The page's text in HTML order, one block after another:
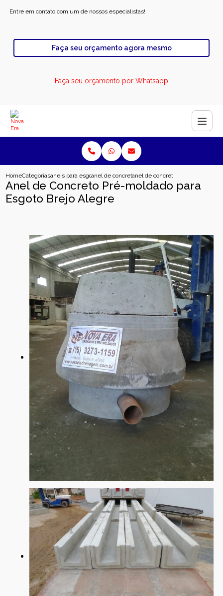
Entre em contato com um de nossos especialistas!
Faça seu orçamento agora mesmo
Faça seu orçamento por Whatsapp
HomeCategoriasaneis para esgotoanel de concreto para esgoto industrial
anel de concreto pre moldado
Anel de Concreto Pré-moldado para
Esgoto Brejo Alegre